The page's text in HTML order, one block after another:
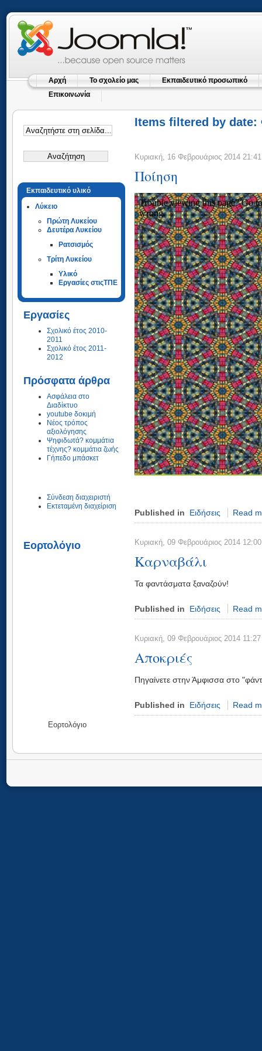
Αρχή Το σχολείο μας
Εκπαιδευτικό προσωπικό
Επικοινωνία
Εκπαιδευτικό υλικό
Λύκειο
Πρώτη Λυκείου
Δευτέρα Λυκείου
Ρατσισμός
Τρίτη Λυκείου
Υλικό
Εργασίες στιςΤΠΕ
Εργασίες
Σχολικό έτος 2010-
2011
Σχολικό έτος 2011-
2012
Πρόσφατα άρθρα
Ασφάλεια στο
Διαδίκτυο
youtube δοκιμή
Νέος τρόπος
αξιολόγησης
Ψηφιδωτά? κομμάτια
τέχνης? κομμάτια ζωής
Γήπεδο μπάσκετ
Σύνδεση διαχειριστή
Εκτεταμένη διαχείριση
Εορτολόγιο
Εορτολόγιο
Items filtered by date:
Κυριακή, 16 Φεβρουάριος 2014 21:41
Ποίηση
Published in Ειδήσεις Read
Κυριακή, 09 Φεβρουάριος 2014 12:00
Καρναβάλι
Τα φαντάσματα ξαναζούν!
Published in Ειδήσεις Read
Κυριακή, 09 Φεβρουάριος 2014 11:27
Αποκριές
Πηγαίνετε στην Άμφισσα στο
Published in Ειδήσεις Read